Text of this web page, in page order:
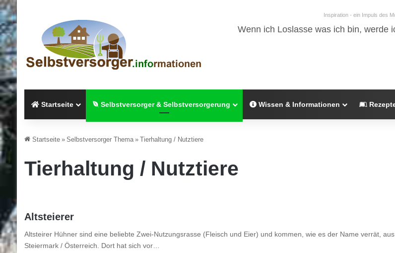
Inspiration - ein Impuls des
Wenn ich Loslasse was ich bin, werde
Startseite Selbstversorger & Selbstversorgerung Wissen & Informationen
Startseite » Selbstversorger Thema » Tierhaltung / Nutztiere
Tierhaltung / Nutztiere
Altsteierer
Altsteirer Hühner sind eine beliebte Zwei-Nutzungsrasse (Fleisch und Eier) und kommen, wie es der Name verrät,
Steiermark / Österreich. Dort hat sich vor…